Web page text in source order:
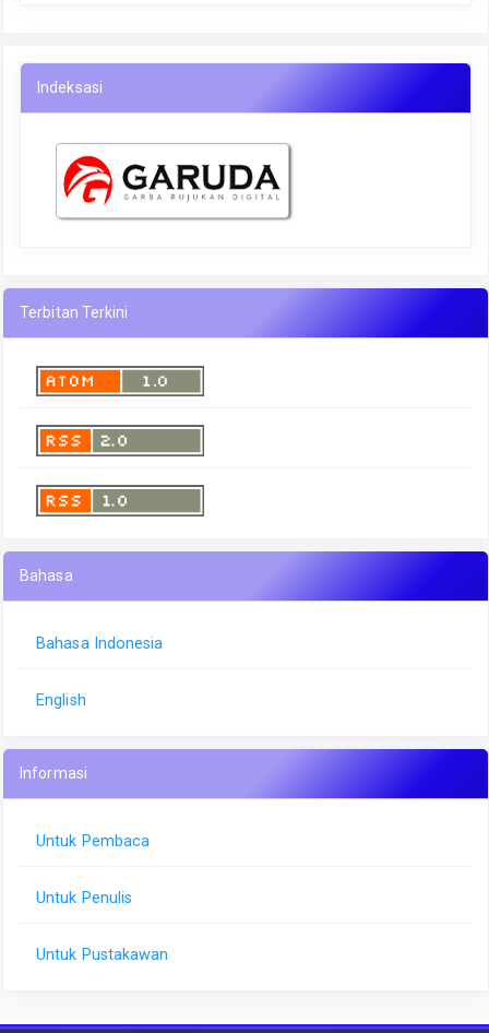
Indeksasi
Terbitan Terkini
Bahasa
Bahasa Indonesia
English
Informasi
Untuk Pembaca
Untuk Penulis
Untuk Pustakawan